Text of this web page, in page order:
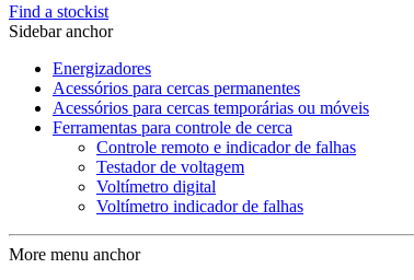
Find a stockist
Sidebar anchor
Energizadores
Acessórios para cercas permanentes
Acessórios para cercas temporárias ou móveis
Ferramentas para controle de cerca
Controle remoto e indicador de falhas
Testador de voltagem
Voltímetro digital
Voltímetro indicador de falhas
More menu anchor